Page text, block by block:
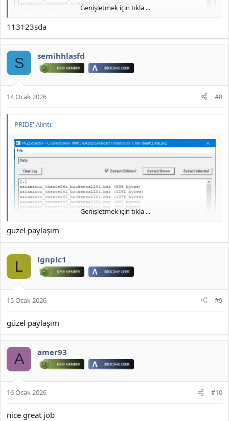
JOYMAX PK2 EXTRACTOR ÇIKARTICI
2026 DOWNLOAD İNDİR:
*** Gizlenmiş içerik alıntılanamaz. ***
Genişletmek için tıkla ...
113123sda
S semihhlasfd
14 Ocak 2026 #8
PRIDE' Alıntı:
JOYMAX PK2 EXTRACTOR ÇIKARTICI
2026 DOWNLOAD İNDİR:
Genişletmek için tıkla ...
güzel paylaşım
L lgnplc1
15 Ocak 2026 #9
güzel paylaşım
A amer93
16 Ocak 2026 #10
nice great job